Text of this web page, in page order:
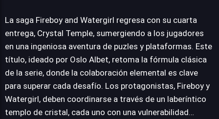
JUEGALO AHORA
La saga Fireboy and Watergirl regresa con su cuarta
entrega, Crystal Temple, sumergiendo a los jugadores
en una ingeniosa aventura de puzles y plataformas. Este
título, ideado por Oslo Albet, retoma la fórmula clásica
de la serie, donde la colaboración elemental es clave
para superar cada desafío. Los protagonistas, Fireboy y
Watergirl, deben coordinarse a través de un laberíntico
templo de cristal, cada uno con una vulnerabilidad